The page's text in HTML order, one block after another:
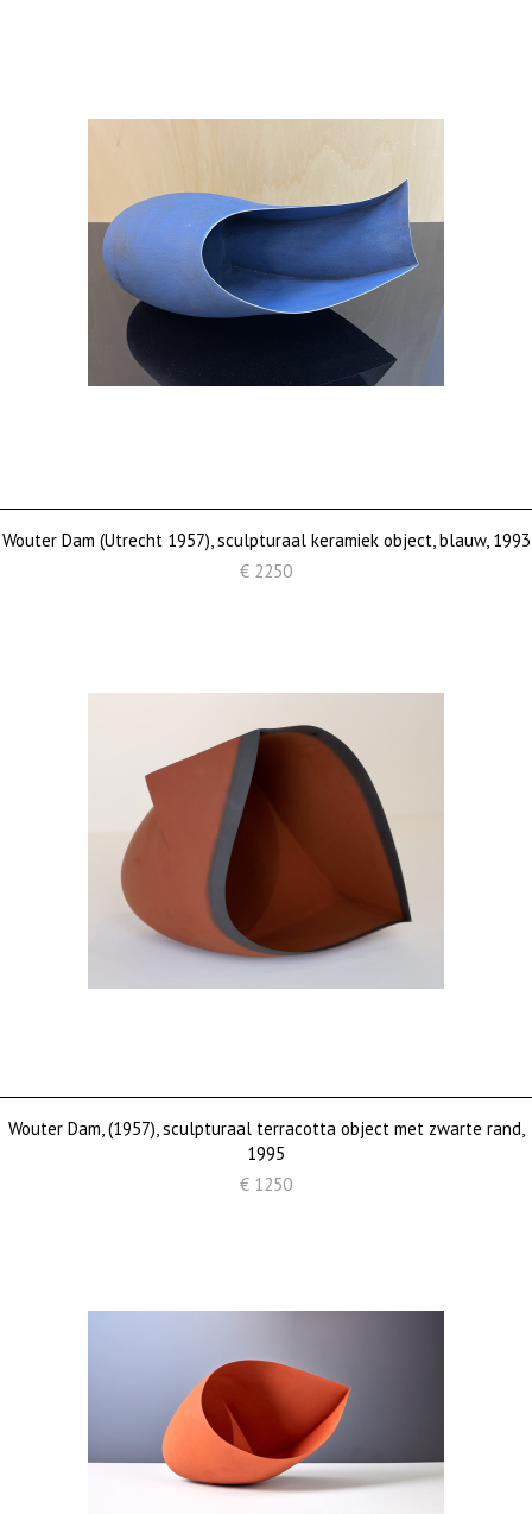
Wouter Dam (Utrecht 1957), sculpturaal keramiek object, blauw, 1993
€ 2250
Wouter Dam, (1957), sculpturaal terracotta object met zwarte rand,
1995
€ 1250